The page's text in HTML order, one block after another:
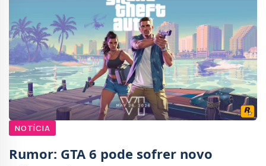
NOTÍCIA
Rumor: GTA 6 pode sofrer novo